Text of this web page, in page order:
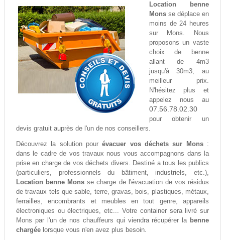
Location benne
Monsse déplace en
moins de 24 heures
sur Mons. Nous
proposons un vaste
choix de benne
allant de 4m3
jusqu'à 30m3, au
meilleur prix.
N'hésitez plus et
appelez nous au
07.56.78.02.30
pour obtenir un
devis gratuit auprès de l'un de nos conseillers.
Découvrez la solution pourévacuer vos déchets sur Mons:
dans le cadre de vos travaux nous vous accompagnons dans la
prise en charge de vos déchets divers. Destiné a tous les publics
(particuliers, professionnels du bâtiment, industriels, etc.),
Location benne Mons se charge de l'évacuation de vos résidus
de travaux tels que sable, terre, gravas, bois, plastiques, métaux,
ferrailles, encombrants et meubles en tout genre, appareils
électroniques ou électriques, etc... Votre container sera livré sur
Mons par l'un de nos chauffeurs qui viendra récupérer la benne
chargéelorsque vous n'en avez plus besoin.